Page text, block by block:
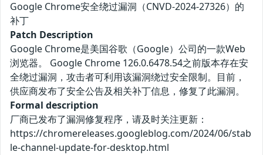
Google Chrome安全绕过漏洞（CNVD-2024-27326）的
补丁
Patch Description
Google Chrome是美国谷歌（Google）公司的一款Web
浏览器。 Google Chrome 126.0.6478.54之前版本存在安
全绕过漏洞，攻击者可利用该漏洞绕过安全限制。目前，
供应商发布了安全公告及相关补丁信息，修复了此漏洞。
Formal description
厂商已发布了漏洞修复程序，请及时关注更新：
https://chromereleases.googleblog.com/2024/06/stab
le-channel-update-for-desktop.html